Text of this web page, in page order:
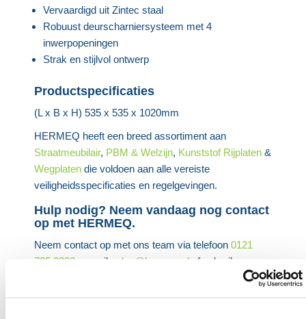
Vervaardigd uit Zintec staal
Robuust deurscharniersysteem met 4
inwerpopeningen
Strak en stijlvol ontwerp
Productspecificaties
(L x B x H) 535 x 535 x 1020mm
HERMEQ heeft een breed assortiment aan
Straatmeubilair, PBM & Welzijn, Kunststof Rijplaten &
Wegplaten die voldoen aan alle vereiste
veiligheidsspecificaties en regelgevingen.
Hulp nodig? Neem vandaag nog contact
op met HERMEQ.
Neem contact op met ons team via telefoon0121
725 2338 , e-mail sales@hermeq.nl of gebruik onze
live chat-functie tussen 8:00 en 17:00 uur voor hulp